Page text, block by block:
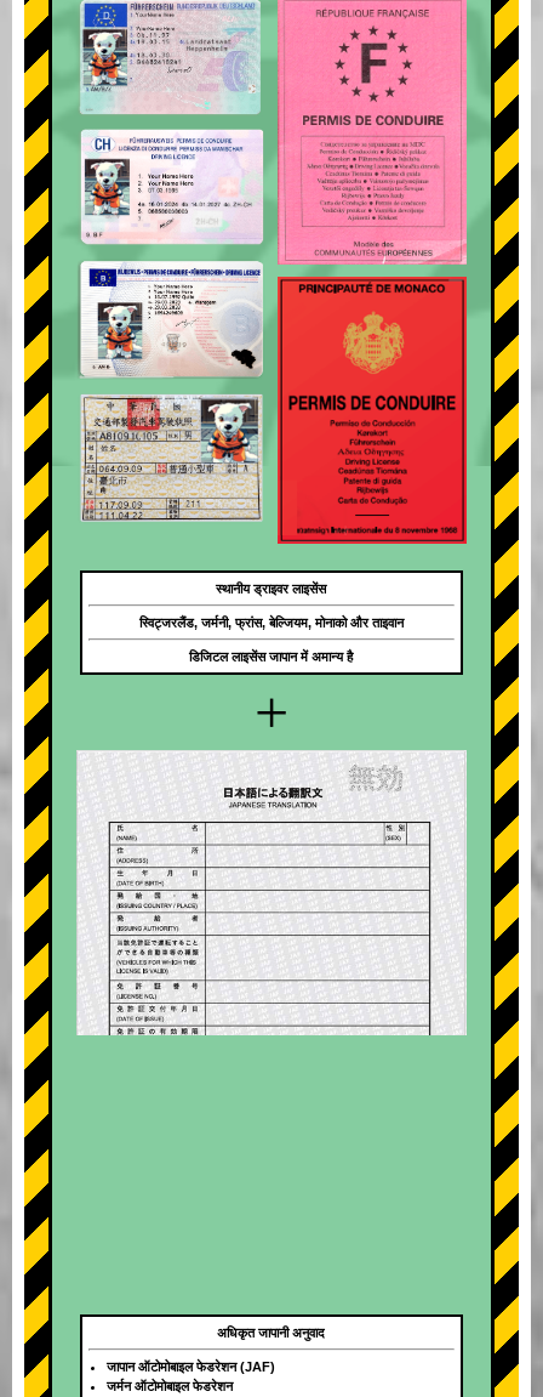
+
स्थानीय ड्राइवर लाइसेंस
स्विट्जरलैंड, जर्मनी, फ्रांस, बेल्जियम, मोनाको और ताइवान
डिजिटल लाइसेंस जापान में अमान्य है
अधिकृत जापानी अनुवाद
जापान ऑटोमोबाइल फेडरेशन (JAF)
जर्मन ऑटोमोबाइल फेडरेशन